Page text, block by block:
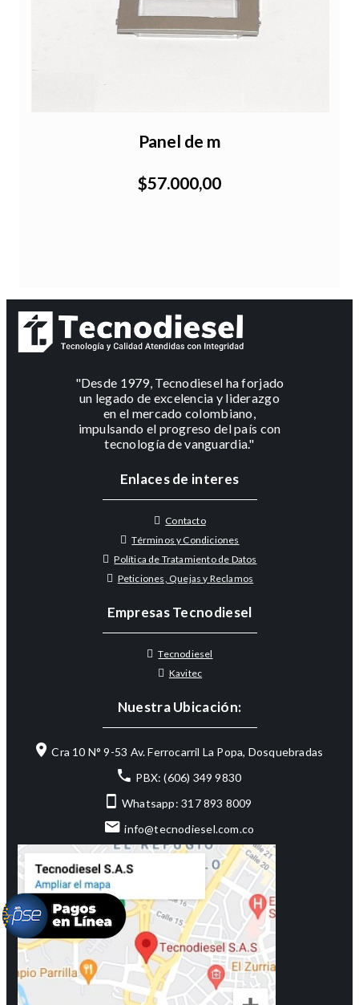
Panel de m
$57.000,00
"Desde 1979, Tecnodiesel ha forjado
un legado de excelencia y liderazgo
en el mercado colombiano,
impulsando el progreso del país con
tecnología de vanguardia."
Enlaces de interes
Contacto
Términos y Condiciones
Política de Tratamiento de Datos
Peticiones, Quejas y Reclamos
Empresas Tecnodiesel
Tecnodiesel
Kavitec
Nuestra Ubicación:
Cra 10 N° 9-53 Av. Ferrocarril La Popa, Dosquebradas
PBX: (606) 349 9830
Whatsapp: 317 893 8009
info@tecnodiesel.com.co